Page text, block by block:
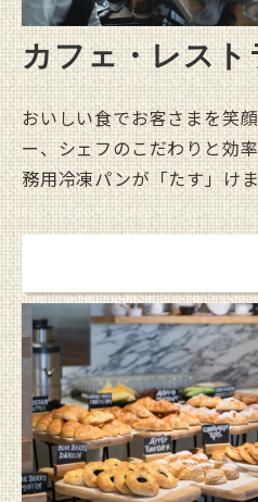
カフェ・レスト
おいしい食でお客さまを笑
ー、シェフのこだわりと効
務用冷凍パンが「たす」け